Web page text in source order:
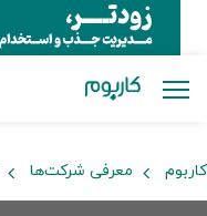
کاربوم معرفی شرکت‌ها